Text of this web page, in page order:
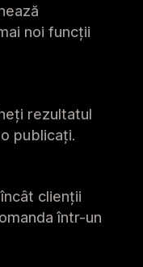
noi funcții
rezultatul
publicați.
clienții
într-un